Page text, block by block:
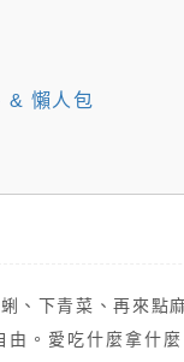
& 懶人包
、下青菜、再來點
。愛吃什麼拿什